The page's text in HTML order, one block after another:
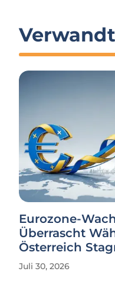
Eurozone-
Überrascht
Österreich
Juli 30, 2026